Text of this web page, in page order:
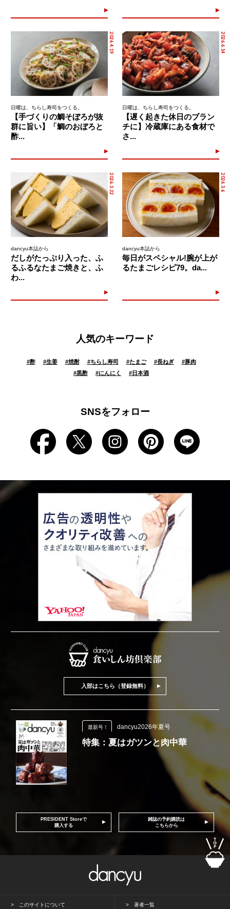
2026.4.19
日曜は、ちらし寿司をつくる。
【手づくりの鯛そぼろが抜
群に旨い】「鯛のおぼろと
酢...
2026.6.14
日曜は、ちらし寿司をつくる。
【遅く起きた休日のブラン
チに】冷蔵庫にある食材で
さ...
2026.3.22
dancyu本誌から
だしがたっぷり入った、ふ
るふるなたまご焼きと、ふ
わ...
2026.3.6
dancyu本誌から
毎日がスペシャル!腕が上が
るたまごレシピ79。da...
人気のキーワード
#酢 #生姜 #焼酎 #ちらし寿司 #たまご #長ねぎ #豚肉
#黒酢 #にんにく #日本酒
SNSをフォロー
入部はこちら（登録無料）
最新号！ dancyu2026年夏号
特集：夏はガツンと肉中華
PRESIDENT Storeで
購入する
雑誌の予約購読は
こちらから
このサイトについて 著者一覧